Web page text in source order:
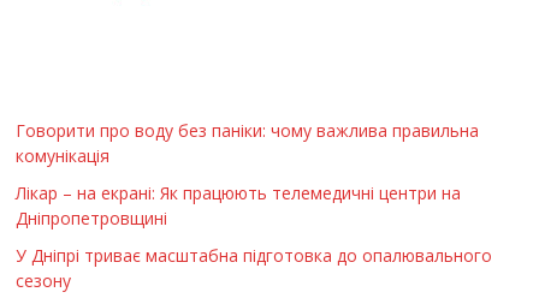
Говорити про воду без паніки: чому важлива правильна
комунікація
Лікар – на екрані: Як працюють телемедичні центри на
Дніпропетровщині
У Дніпрі триває масштабна підготовка до опалювального
сезону